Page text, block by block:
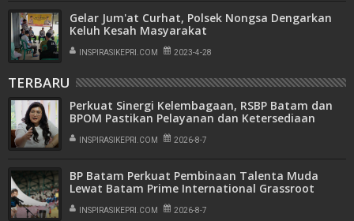
Gelar Jum'at Curhat, Polsek Nongsa Dengarkan
Keluh Kesah Masyarakat
INSPIRASIKEPRI.COM 2023-4-28
TERBARU
Perkuat Sinergi Kelembagaan, RSBP Batam dan
BPOM Pastikan Pelayanan dan Ketersediaan
INSPIRASIKEPRI.COM 2026-8-7
BP Batam Perkuat Pembinaan Talenta Muda
Lewat Batam Prime International Grassroot
Football Festival 2026
INSPIRASIKEPRI.COM 2026-8-7